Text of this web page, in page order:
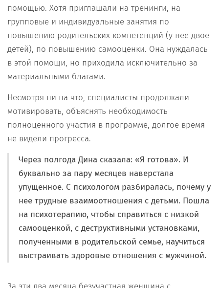
помощью. Хотя приглашали на тренинги, на
групповые и индивидуальные занятия по
повышению родительских компетенций (у нее двое
детей), по повышению самооценки. Она нуждалась
в этой помощи, но приходила исключительно за
материальными благами.
Несмотря ни на что, специалисты продолжали
мотивировать, объяснять необходимость
полноценного участия в программе, долгое время
не видели прогресса.
Через полгода Дина сказала: «Я готова». И
буквально за пару месяцев наверстала
упущенное. С психологом разбиралась, почему у
нее трудные взаимоотношения с детьми. Пошла
на психотерапию, чтобы справиться с низкой
самооценкой, с деструктивными установками,
полученными в родительской семье, научиться
выстраивать здоровые отношения с мужчиной.